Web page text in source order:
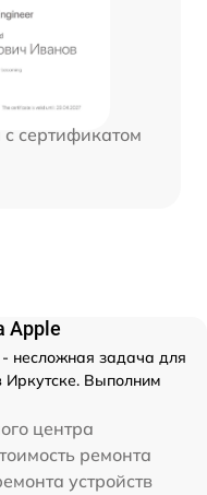
сертификатом
Apple
несложная задача для
Иркутске. Выполним
центра
ремонта
устройств